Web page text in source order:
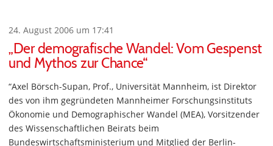
24. August 2006 um 17:41
„Der demografische Wandel: Vom Gespenst
und Mythos zur Chance“
“Axel Börsch-Supan, Prof., Universität Mannheim, ist Direktor
des von ihm gegründeten Mannheimer Forschungsinstituts
Ökonomie und Demographischer Wandel (MEA), Vorsitzender
des Wissenschaftlichen Beirats beim
Bundeswirtschaftsministerium und Mitglied der Berlin-